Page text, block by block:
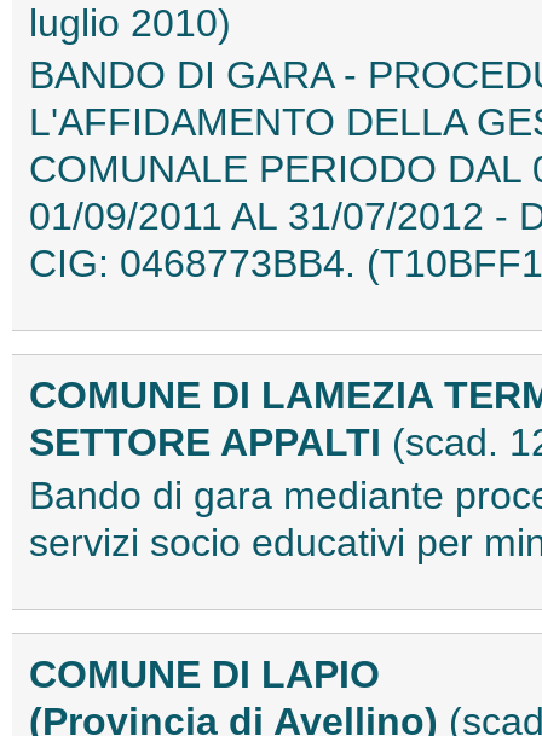
luglio 2010)
BANDO DI GARA -
L'AFFIDAMENTO DELLA
COMUNALE PERIODO
01/09/2011 AL 31/07/2012 -
CIG: 0468773BB4.
COMUNE DI LAMEZIA
SETTORE APPALTI (scad.
Bando di gara mediante
servizi socio educativi per
COMUNE DI LAPIO
(Provincia di Avellino)